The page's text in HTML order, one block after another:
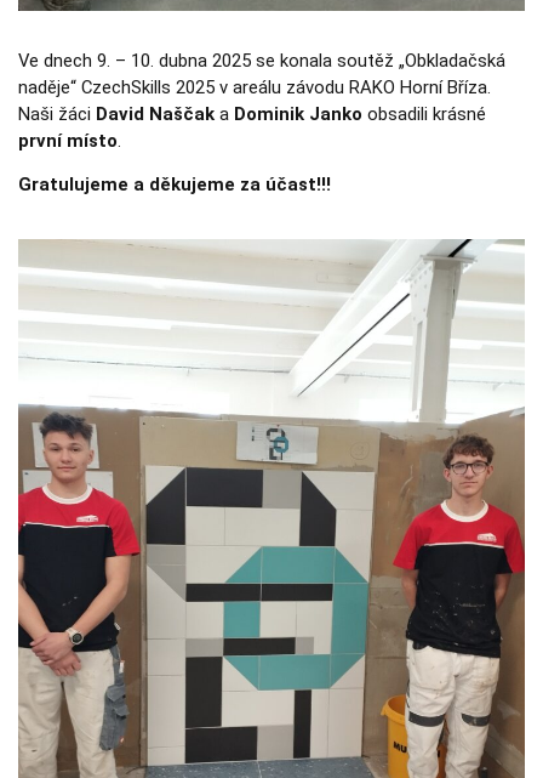
Ve dnech 9. – 10. dubna 2025 se konala soutěž „Obkladačská
naděje“ CzechSkills 2025 v areálu závodu RAKO Horní Bříza.
Naši žáci David Naščak a Dominik Janko obsadili krásné
první místo.
Gratulujeme a děkujeme za účast!!!
strukturu
webových
stránek na
základě
stránky
používají.
Uživatelská
zkušenost
Aby naše
webové
stránky
fungovaly při
vaší návštěvě
Pokud tyto
odmítnete,
některé
funkce z
webu zmizí.
Marketing
Sdílením svých
zájmů a chování
při návštěvě
našich stránek
zvyšujete šanci na
zobrazení
personalizovaného
obsahu a nabídek.